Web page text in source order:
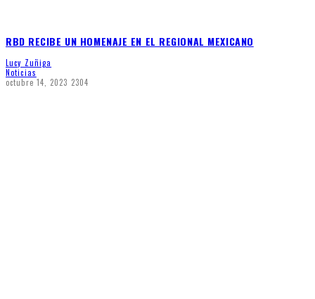
RBD RECIBE UN HOMENAJE EN EL REGIONAL MEXICANO
Lucy Zuñiga
Noticias
octubre 14, 2023 2304